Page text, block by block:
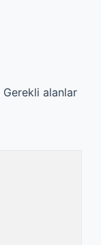
Gerekli alanlar